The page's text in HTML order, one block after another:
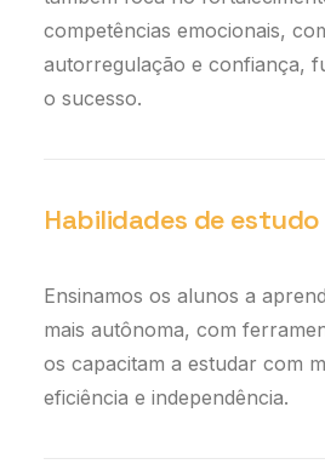
competências emocionais,
autorregulação e confiança,
o sucesso.
Habilidades de
Ensinamos os alunos a
mais autônoma, com
os capacitam a estudar com
eficiência e independência.